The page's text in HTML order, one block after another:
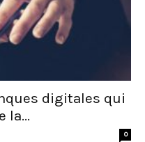
digitales qui
la...
0